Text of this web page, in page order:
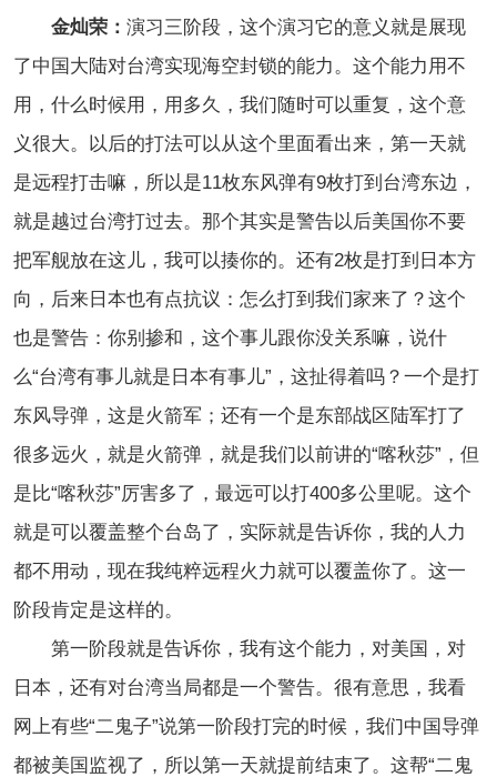
金灿荣： 演习三阶段，这个演习它的意义就是展现
了中国大陆对台湾实现海空封锁的能力。这个能力用不
用，什么时候用，用多久，我们随时可以重复，这个意
义很大。以后的打法可以从这个里面看出来，第一天就
是远程打击嘛，所以是11枚东风弹有9枚打到台湾东边，
就是越过台湾打过去。那个其实是警告以后美国你不要
把军舰放在这儿，我可以揍你的。还有2枚是打到日本方
向，后来日本也有点抗议：怎么打到我们家来了？这个
也是警告：你别掺和，这个事儿跟你没关系嘛，说什
么“台湾有事儿就是日本有事儿”，这扯得着吗？一个是打
东风导弹，这是火箭军；还有一个是东部战区陆军打了
很多远火，就是火箭弹，就是我们以前讲的“喀秋莎”，但
是比“喀秋莎”厉害多了，最远可以打400多公里呢。这个
就是可以覆盖整个台岛了，实际就是告诉你，我的人力
都不用动，现在我纯粹远程火力就可以覆盖你了。这一
阶段肯定是这样的。
第一阶段就是告诉你，我有这个能力，对美国，对
日本，还有对台湾当局都是一个警告。很有意思，我看
网上有些“二鬼子”说第一阶段打完的时候，我们中国导弹
都被美国监视了，所以第一天就提前结束了。这帮“二鬼